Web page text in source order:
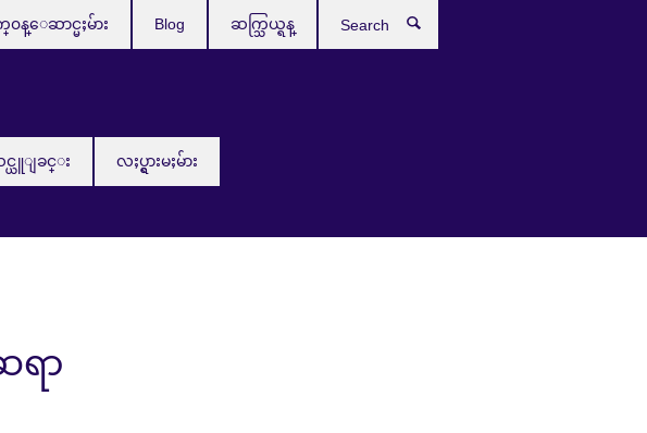
ယူျခင္း လႈပ္ရွားမႈမ်ား
ဆာင္မႈမ်ား Blog ဆက္သြယ္ရန္
ရာ